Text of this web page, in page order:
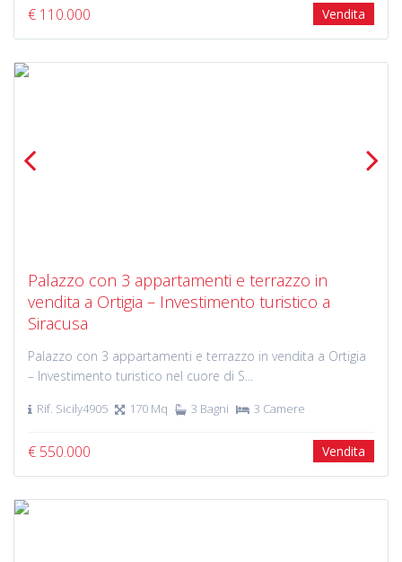
€ 110.000 Vendita
Palazzo con 3 appartamenti e terrazzo in
vendita a Ortigia – Investimento turistico a
Siracusa
Palazzo con 3 appartamenti e terrazzo in vendita a Ortigia
– Investimento turistico nel cuore di S...
Rif. Sicily4905 170 Mq 3 Bagni 3 Camere
€ 550.000 Vendita